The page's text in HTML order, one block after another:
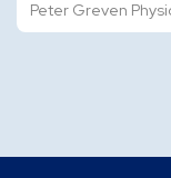
Peter Greven